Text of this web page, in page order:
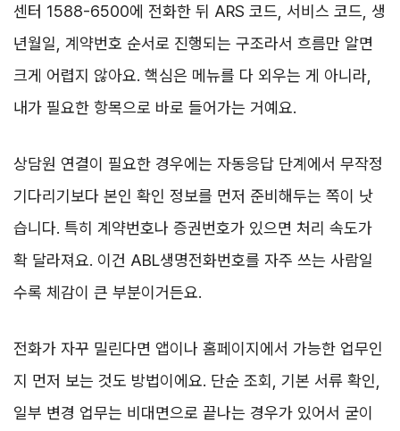
센터 1588-6500에 전화한 뒤 ARS 코드, 서비스 코드, 생
년월일, 계약번호 순서로 진행되는 구조라서 흐름만 알면
크게 어렵지 않아요. 핵심은 메뉴를 다 외우는 게 아니라,
내가 필요한 항목으로 바로 들어가는 거예요.
상담원 연결이 필요한 경우에는 자동응답 단계에서 무작정
기다리기보다 본인 확인 정보를 먼저 준비해두는 쪽이 낫
습니다. 특히 계약번호나 증권번호가 있으면 처리 속도가
확 달라져요. 이건 ABL생명전화번호를 자주 쓰는 사람일
수록 체감이 큰 부분이거든요.
전화가 자꾸 밀린다면 앱이나 홈페이지에서 가능한 업무인
지 먼저 보는 것도 방법이에요. 단순 조회, 기본 서류 확인,
일부 변경 업무는 비대면으로 끝나는 경우가 있어서 굳이